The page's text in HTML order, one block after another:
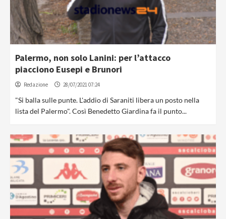
Palermo, non solo Lanini: per l’attacco
piacciono Eusepi e Brunori
Redazione 28/07/2021 07:24
"Si balla sulle punte. L'addio di Saraniti libera un posto nella
lista del Palermo". Così Benedetto Giardina fa il punto...